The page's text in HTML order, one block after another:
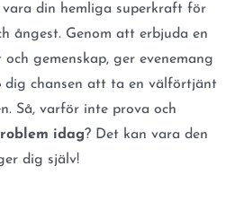
vara din hemliga superkraft för
ångest. Genom att erbjuda en
gemenskap, ger evenemang
dig chansen att ta en välförtjänt
Så, varför inte prova och
idag? Det kan vara den
dig själv!